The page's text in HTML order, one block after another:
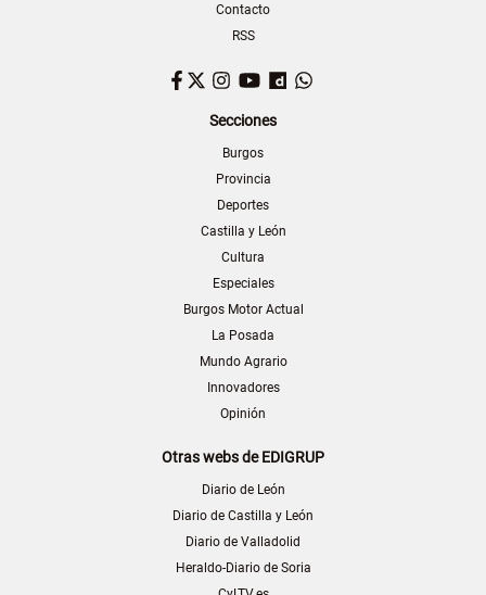
Contacto
RSS
Facebook
TwitterInstagram
YouTubeDailymotion
Secciones
Burgos
Provincia
Deportes
Castilla y León
Cultura
Especiales
Burgos Motor Actual
La Posada
Mundo Agrario
Innovadores
Opinión
Otras webs de EDIGRUP
Diario de León
Diario de Castilla y León
Diario de Valladolid
Heraldo-Diario de Soria